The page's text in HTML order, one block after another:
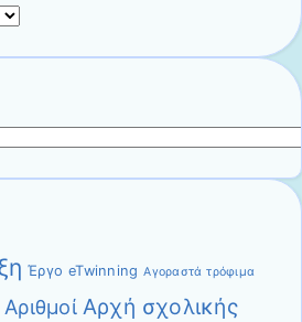
Έργο eTwinning Αγοραστά τρόφιμα
Αριθμοί Αρχή σχολικής